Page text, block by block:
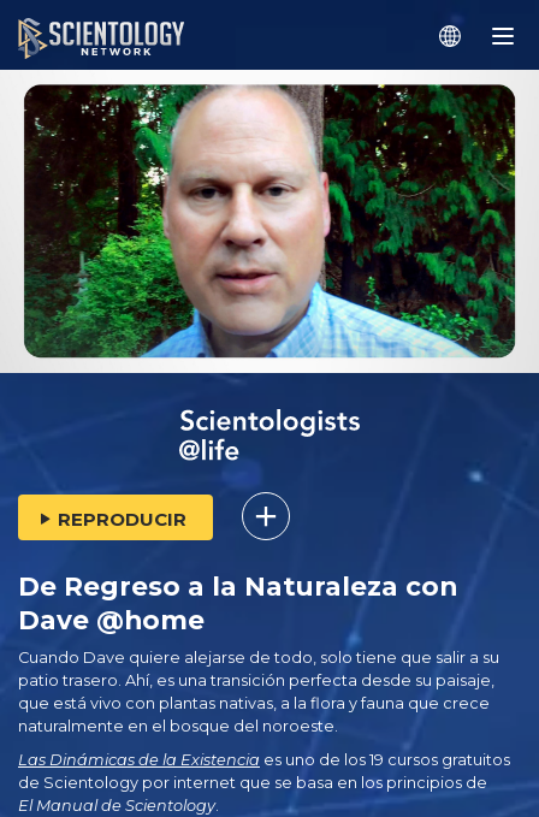
REPRODUCIR
De Regreso a la Naturaleza con
Dave @home
Cuando Dave quiere alejarse de todo, solo tiene que salir a su
patio trasero. Ahí, es una transición perfecta desde su paisaje,
que está vivo con plantas nativas, a la flora y fauna que crece
naturalmente en el bosque del noroeste.
Las Dinámicas de la Existencia es uno de los 19 cursos gratuitos
de Scientology por internet que se basa en los principios de
El Manual de Scientology.